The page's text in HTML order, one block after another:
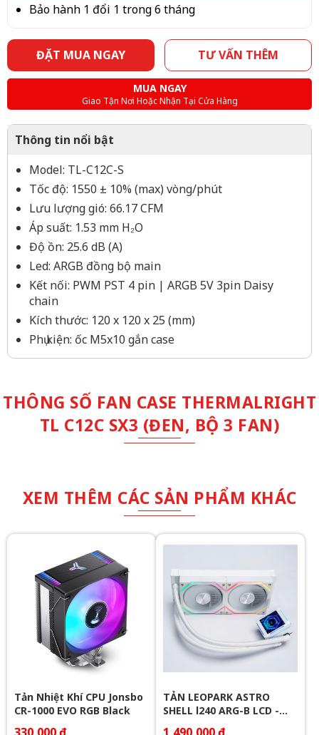
Bảo hành 1 đổi 1 trong 6 tháng
ĐẶT MUA NGAY TƯ VẤN THÊM
MUA NGAY
Giao Tận Nơi Hoặc Nhận Tại Cửa Hàng
Thông tin nổi bật
Model: TL-C12C-S
Tốc độ: 1550 ± 10% (max) vòng/phút
Lưu lượng gió: 66.17 CFM
Áp suất: 1.53 mm H₂O
Độ ồn: 25.6 dB (A)
Led: ARGB đồng bộ main
Kết nối: PWM PST 4 pin | ARGB 5V 3pin Daisy
chain
Kích thước: 120 x 120 x 25 (mm)
Phụ kiện: ốc M5x10 gắn case
THÔNG SỐ FAN CASE THERMALRIGHT
TL C12C SX3 (ĐEN, BỘ 3 FAN)
XEM THÊM CÁC SẢN PHẨM KHÁC
Tản Nhiệt Khí CPU Jonsbo
CR-1000 EVO RGB Black
TẢN LEOPARK ASTRO
SHELL l240 ARG-B LCD -